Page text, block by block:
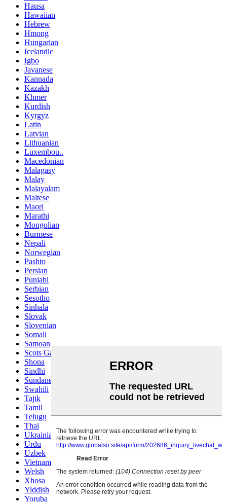
Hausa
Hawaiian
Hebrew
Hmong
Hungarian
Icelandic
Igbo
Javanese
Kannada
Kazakh
Khmer
Kurdish
Kyrgyz
Latin
Latvian
Lithuanian
Luxembou..
Macedonian
Malagasy
Malay
Malayalam
Maltese
Maori
Marathi
Mongolian
Burmese
Nepali
Norwegian
Pashto
Persian
Punjabi
Serbian
Sesotho
Sinhala
Slovak
Slovenian
Somali
Samoan
Scots Gaelic
Shona
Sindhi
Sundanese
Swahili
Tajik
Tamil
Telugu
Thai
Ukrainian
Urdu
Uzbek
Vietnamese
Welsh
Xhosa
Yiddish
Yoruba